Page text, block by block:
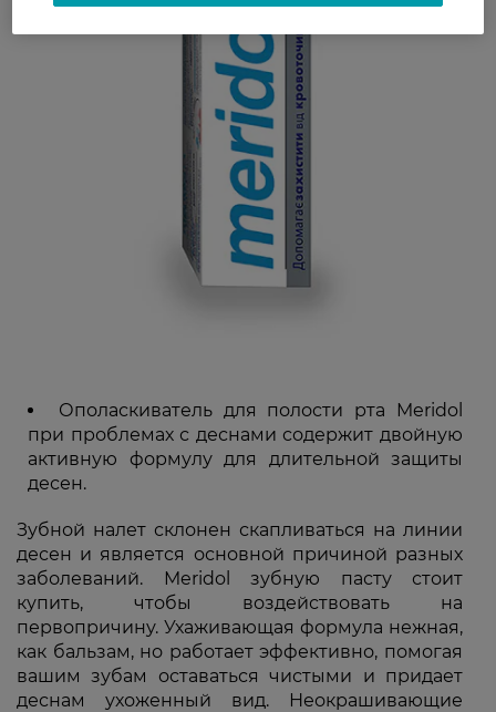
Ополаскиватель для полости рта Meridol
при проблемах с деснами содержит двойную
активную формулу для длительной защиты
десен.
Зубной налет склонен скапливаться на линии
десен и является основной причиной разных
заболеваний. Meridol зубную пасту стоит
купить, чтобы воздействовать на
первопричину. Ухаживающая формула нежная,
как бальзам, но работает эффективно, помогая
вашим зубам оставаться чистыми и придает
деснам ухоженный вид. Неокрашивающие